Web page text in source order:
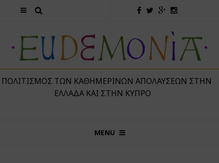
ΤΩΝ ΚΑΘΗΜΕΡΙΝΏΝ ΑΠΟΛΑΎΣΕΩΝ ΣΤΗΝ
ΕΛΛΆΔΑ ΚΑΙ ΣΤΗΝ ΚΎΠΡΟ
MENU